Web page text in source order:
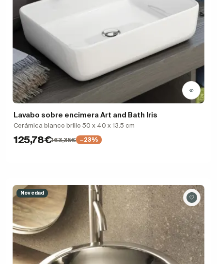
Lavabo sobre encimera Art and Bath Iris
Cerámica blanco brillo 50 x 40 x 13.5 cm
125,78€163,35€ −23%
Novedad